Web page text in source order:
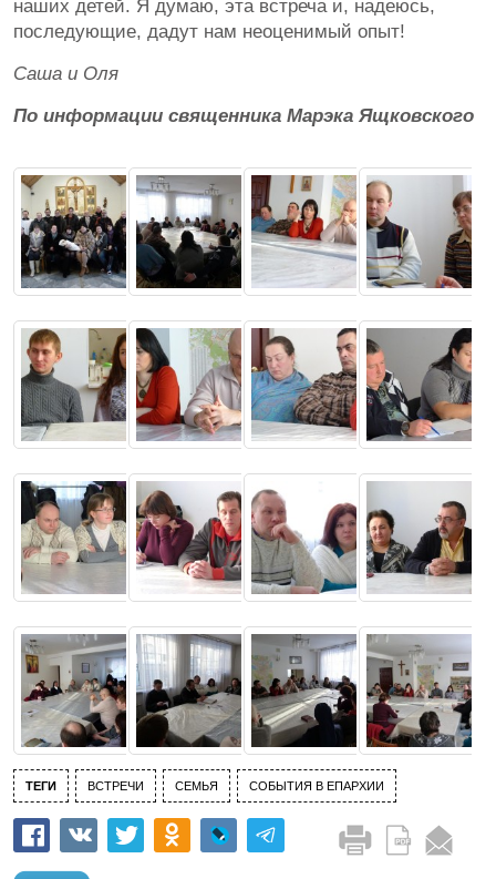
наших детей. Я думаю, эта встреча и, надеюсь,
последующие, дадут нам неоценимый опыт!
Саша и Оля
По информации священника Марэка Ящковского
ТЕГИ ВСТРЕЧИ СЕМЬЯ СОБЫТИЯ В ЕПАРХИИ